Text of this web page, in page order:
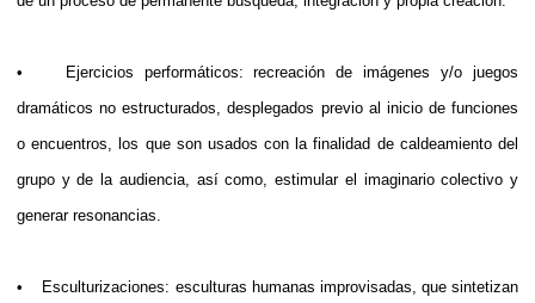
• Ejercicios performáticos: recreación de imágenes y/o juegos
dramáticos no estructurados, desplegados previo al inicio de funciones
o encuentros, los que son usados con la finalidad de caldeamiento del
grupo y de la audiencia, así como, estimular el imaginario colectivo y
generar resonancias.
• Esculturizaciones: esculturas humanas improvisadas, que sintetizan